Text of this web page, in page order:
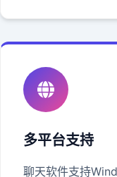
多平台支持
聊天软件支持